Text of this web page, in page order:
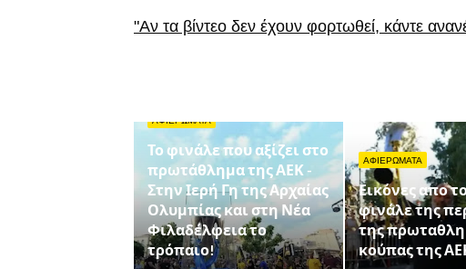
"Αν τα βίντεο δεν έχουν φορτωθεί, κάντε
ΑΦΙΕΡΩΜΑΤΑ
Το φινάλε που αξίζει στο
πρωτάθλημα της ΑΕΚ -
Στην Ιερή Γη της Αρχαίας
Ολυμπίας και στη Νέα
Φιλαδέλφεια το
τρόπαιο!
ΑΦΙΕΡΩΜΑΤΑ
Εικόνες απο
φινάλε της
της
κούπας της